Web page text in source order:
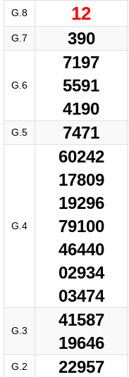
G.8 12
G.7 390
G.6
7197
5591
4190
G.5 7471
G.4
60242
17809
19296
79100
46440
02934
03474
G.3
41587
19646
G.2 22957